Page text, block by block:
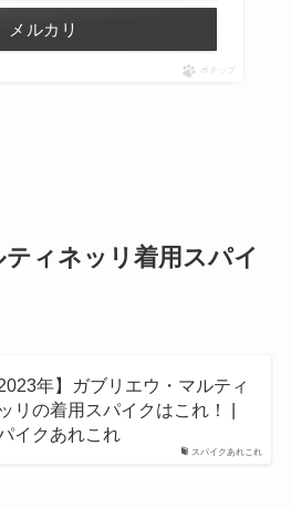
メルカリ
ポチップ
ティネッリ着用スパイ
スパイクあれこれ
2023年】ガブリエウ・マルティ
リの着用スパイクはこれ！ |
イクあれこれ